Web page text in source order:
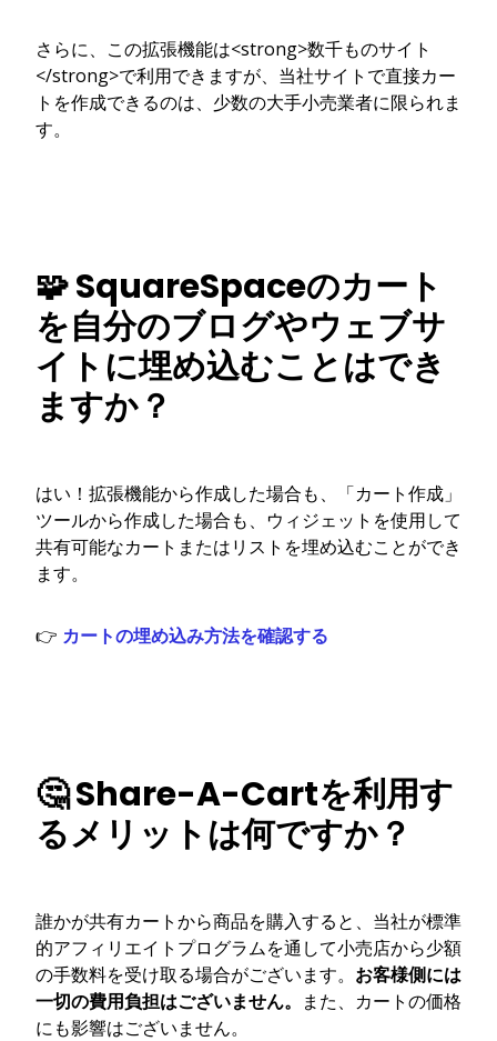
さらに、この拡張機能は<strong>数千ものサイト
</strong>で利用できますが、当社サイトで直接カー
トを作成できるのは、少数の大手小売業者に限られま
す。
🧩 SquareSpaceのカート
を自分のブログやウェブサ
イトに埋め込むことはでき
ますか？
はい！拡張機能から作成した場合も、「カート作成」
ツールから作成した場合も、ウィジェットを使用して
共有可能なカートまたはリストを埋め込むことができ
ます。
👉 カートの埋め込み方法を確認する
🤔 Share-A-Cartを利用す
るメリットは何ですか？
誰かが共有カートから商品を購入すると、当社が標準
的アフィリエイトプログラムを通して小売店から少額
の手数料を受け取る場合がございます。 お客様側には
一切の費用負担はございません。 また、カートの価格
にも影響はございません。